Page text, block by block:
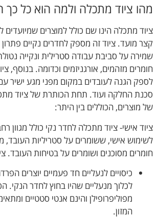
מהו ציוד מתכלה ולמה הוא כל כך
ציוד מתכלה הינו שם כולל למוצרים
קצר מועד. ציוד זה מספק לחדרים נקיים פתרון
שמירה על סביבת עבודה סטרילית ונקייה
חומרים מזהמים, אורגניזמים וכדומה. בנוסף,
לספק הגנה לעובדים במקום מפני מגע ישיר
סכנת החלקה ועוד. תחת הכותרת של ציוד
של מוצרים, הכוללים בין היתר:
ציוד אישי- ציוד מתכלה לחדר נקי כולל מגוון
לשימוש אישי, ששומרים על סטריליות העובד,
חומרים מסוכנים ושומרים על בטיחות העובד.
כיסויים לנעליים חד פעמיים יוצרים
לכלוך מנעליים שהיו בחוץ לחדר הנקי.
מפוליפרופילן והינם אנטי סטטיים
המזון.